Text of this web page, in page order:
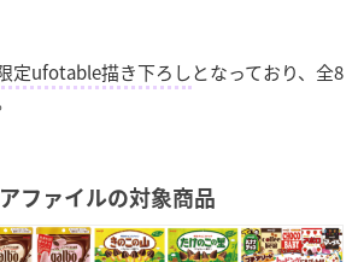
定ufotable描き下ろしとなっており、全8
ファイルの対象商品